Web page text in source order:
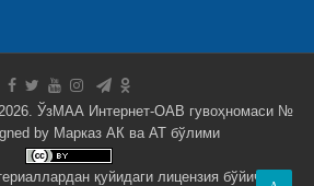
ЎзМАА Интернет-ОАВ гувоҳномаси №
by Марказ АК ва АТ бўлими
қуйидаги лицензия бўйича